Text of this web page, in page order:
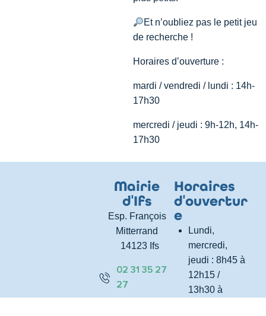
Et n’oubliez pas le petit jeu
de recherche !
Horaires d’ouverture :
mardi / vendredi / lundi : 14h-
17h30
mercredi / jeudi : 9h-12h, 14h-
17h30
Mairie
d'Ifs
Esp. François
Mitterrand
14123 Ifs
02 31 35 27
27
Horaires
d'ouvertur
e
Lundi,
mercredi,
jeudi : 8h45 à
12h15 /
13h30 à